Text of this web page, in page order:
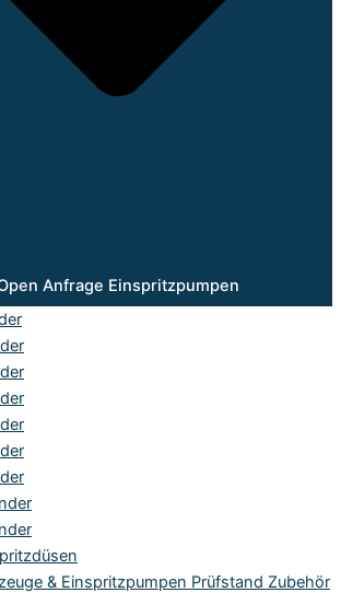
Anfrage Einspritzpumpen
& Einspritzpumpen Prüfstand Zubehör